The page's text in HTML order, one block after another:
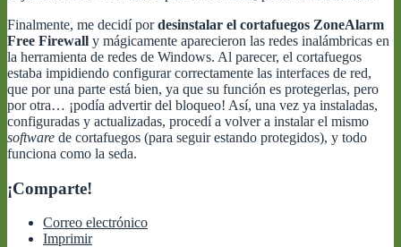
Finalmente, me decidí pordesinstalar el cortafuegos ZoneAlarm
Free Firewall y mágicamente aparecieron las redes inalámbricas en
la herramienta de redes de Windows. Al parecer, el cortafuegos
estaba impidiendo configurar correctamente las interfaces de red,
que por una parte está bien, ya que su función es protegerlas, pero
por otra… ¡podía advertir del bloqueo! Así, una vez ya instaladas,
configuradas y actualizadas, procedí a volver a instalar el mismo
software de cortafuegos (para seguir estando protegidos), y todo
funciona como la seda.
¡Comparte!
Correo electrónico
Imprimir